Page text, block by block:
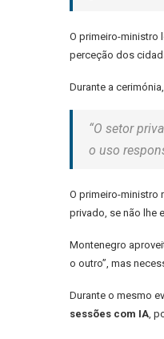
O primeiro-ministro
perceção dos
Durante a
“O setor
o uso
O primeiro-ministro
privado, se não lhe
Montenegro
o outro”, mas
Durante o mesmo
sessões com IA,